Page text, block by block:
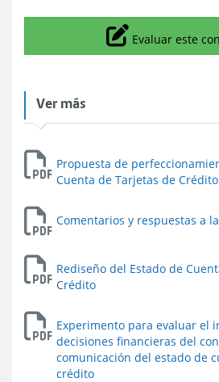
Icono
Evaluar este
Ver más
Propuesta de
Cuenta de Tarjetas de Crédito
Comentarios y respuestas a
Rediseño del Estado de
Crédito
Experimento para evaluar el
decisiones financieras del
comunicación del estado de
crédito